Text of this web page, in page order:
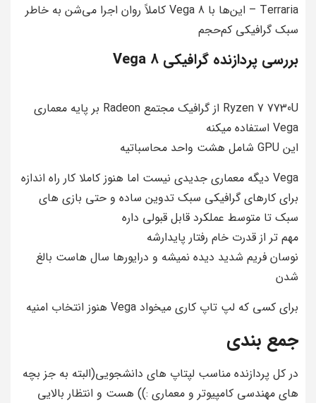
Terraria – این‌ها با Vega 8 کاملاً روان اجرا می‌شن به خاطر
سبک گرافیکی کم‌حجم
بررسی پردازنده گرافیکی 8 Vega
Ryzen 7 7730U از گرافیک مجتمع Radeon بر پایه معماری
Vega استفاده میکنه
این GPU شامل هشت واحد محاسباتیه
Vega دیگه معماری جدیدی نیست اما هنوز کاملا کار راه اندازه
برای کارهای گرافیکی سبک تدوین ساده و حتی بازی های
سبک تا متوسط عملکرد قابل قبولی داره
مهم تر از قدرت خام رفتار پایدارشه
نوسان فریم شدید دیده نمیشه و درایورها سال هاست بالغ
شدن
برای کسی که لپ تاپ کاری میخواد Vega هنوز انتخاب امنیه
جمع بندی
در کل پردازنده مناسب لپتاپ های دانشجویی(البته به جز بچه
های مهندسی کامپیوتر و معماری :)) هست و انتظار بالایی